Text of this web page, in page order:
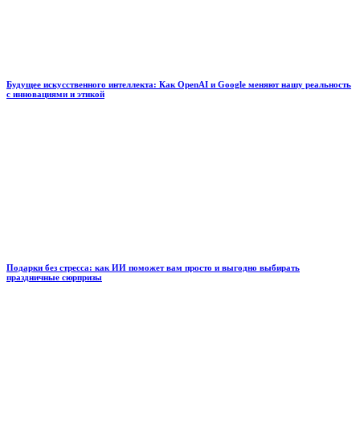
Будущее искусственного интеллекта: Как OpenAI и Google меняют нашу реальность
с инновациями и этикой
Подарки без стресса: как ИИ поможет вам просто и выгодно выбирать
праздничные сюрпризы